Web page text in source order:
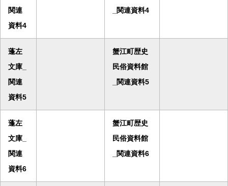
関連
資料4
_関連資料4
蓬左
文庫_
関連
資料5
蟹江町歴史
民俗資料館
_関連資料5
蓬左
文庫_
関連
資料6
蟹江町歴史
民俗資料館
_関連資料6